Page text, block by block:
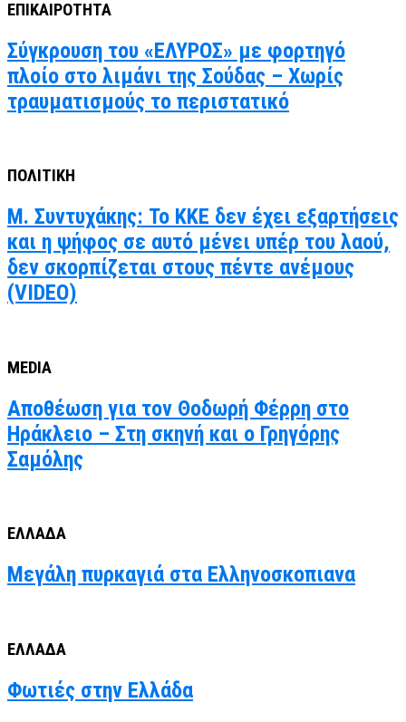
ΕΠΙΚΑΙΡΟΤΗΤΑ
Σύγκρουση του «ΕΛΥΡΟΣ» με φορτηγό
πλοίο στο λιμάνι της Σούδας – Χωρίς
τραυματισμούς το περιστατικό
ΠΟΛΙΤΙΚΗ
Μ. Συντυχάκης: Το ΚΚΕ δεν έχει εξαρτήσεις
και η ψήφος σε αυτό μένει υπέρ του λαού,
δεν σκορπίζεται στους πέντε ανέμους
(VIDEO)
MEDIA
Αποθέωση για τον Θοδωρή Φέρρη στο
Ηράκλειο – Στη σκηνή και ο Γρηγόρης
Σαμόλης
ΕΛΛΑΔΑ
Μεγάλη πυρκαγιά στα Ελληνοσκοπιανα
ΕΛΛΑΔΑ
Φωτιές στην Ελλάδα